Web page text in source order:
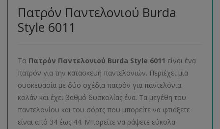
Πατρόν Παντελονιού Burda
Style 6011
Το Πατρόν Παντελονιού Burda Style 6011 είναι ένα
πατρόν για την κατασκευή παντελονιών. Περιέχει μια
συσκευασία με δύο σχέδια πατρόν για παντελόνια
κολάν και έχει βαθμό δυσκολίας ένα. Τα μεγέθη του
παντελονίου και του σόρτς που μπορείτε να φτιάξετε
είναι από 34 έως 44. Μπορείτε να ράψετε εύκολα